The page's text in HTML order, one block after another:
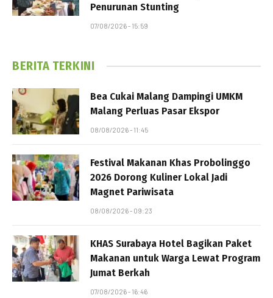
Penurunan Stunting
07/08/2026 - 15:59
BERITA TERKINI
Bea Cukai Malang Dampingi UMKM
Malang Perluas Pasar Ekspor
08/08/2026 - 11:45
Festival Makanan Khas Probolinggo
2026 Dorong Kuliner Lokal Jadi
Magnet Pariwisata
08/08/2026 - 09:23
KHAS Surabaya Hotel Bagikan Paket
Makanan untuk Warga Lewat Program
Jumat Berkah
07/08/2026 - 16:46